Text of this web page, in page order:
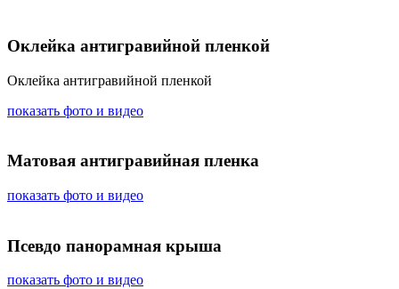
Оклейка антигравийной пленкой
Оклейка антигравийной пленкой
показать фото и видео
Матовая антигравийная пленка
показать фото и видео
Псевдо панорамная крыша
показать фото и видео